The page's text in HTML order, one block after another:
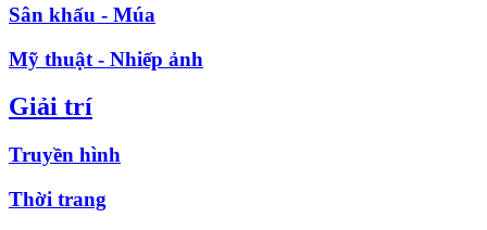
Sân khấu - Múa
Mỹ thuật - Nhiếp ảnh
Giải trí
Truyền hình
Thời trang